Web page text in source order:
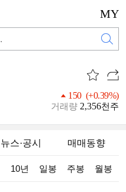
MY
150 (+0.39%)
거래량 2,356천주
뉴스·공시 매매동향
10년 일봉 주봉 월봉